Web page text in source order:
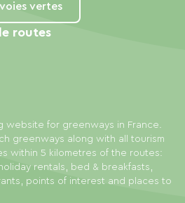
vertes
website for greenways in France.
greenways along with all tourism
within 5 kilometres of the routes:
rentals, bed & breakfasts,
points of interest and places to
routes